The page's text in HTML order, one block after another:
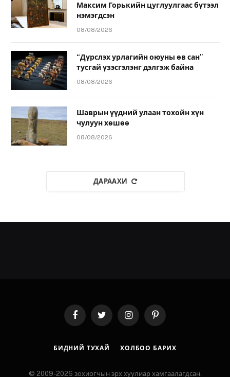
Максим Горькийн цуглуулгаас бүтээл
нэмэгдсэн
08/08/2026
“Дүрслэх урлагийн оюуны өв сан”
тусгай үзэсгэлэнг дэлгэж байна
08/08/2026
Шаврын үүдний улаан тохойн хүн
чулуун хөшөө
08/08/2026
ДАРААХИ
FacebookTwitter InstagramPinterest
БИДНИЙ ТУХАЙ ХОЛБОО БАРИХ
© 2009-2026 зохиогчын эрх хуулиар хамгаалагдсан.